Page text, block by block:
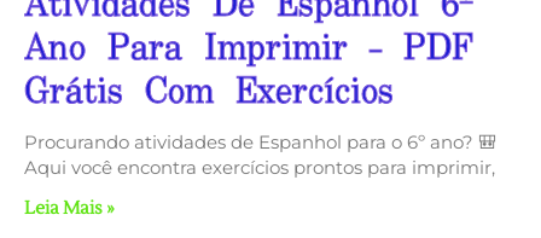
Ano Para Imprimir – PDF
Grátis Com Exercícios
Procurando atividades de Espanhol para o 6º ano? 🎒
Aqui você encontra exercícios prontos para imprimir,
Leia Mais »